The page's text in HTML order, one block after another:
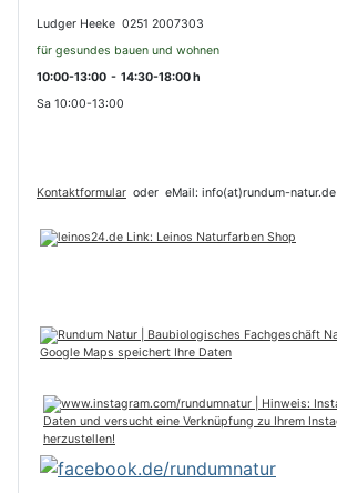
Ludger Heeke 0251 2007303
für gesundes bauen und wohnen
10:00-13:00 - 14:30-18:00 h
Sa 10:00-13:00
Kontaktformular oder eMail: info(at)rundum-natur.de